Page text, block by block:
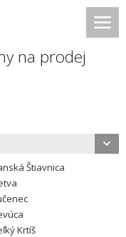
na prodej
Štiavnica
Krtíš